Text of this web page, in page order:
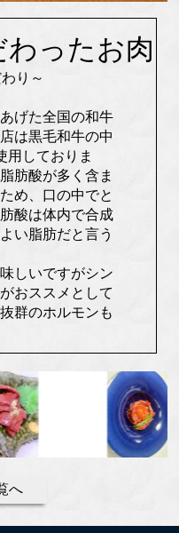
ったお肉
り～
げた全国の和牛
は黒毛和牛の中
用しておりま
肪酸が多く含ま
め、口の中でと
酸は体内で合成
い脂肪だと言う
しいですがシン
おススメとして
群のホルモンも
へ